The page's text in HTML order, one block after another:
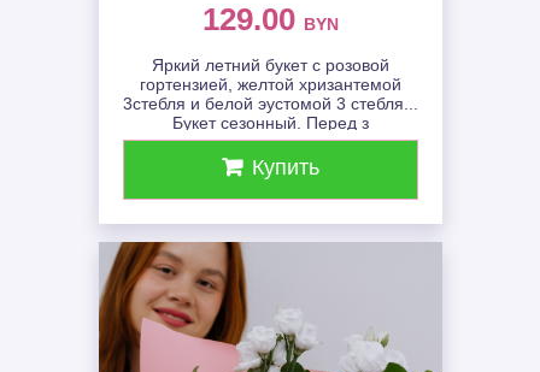
129.00 BYN
Яркий летний букет с розовой
гортензией, желтой хризантемой
3стебля и белой эустомой 3 стебля...
Букет сезонный. Перед з
Купить